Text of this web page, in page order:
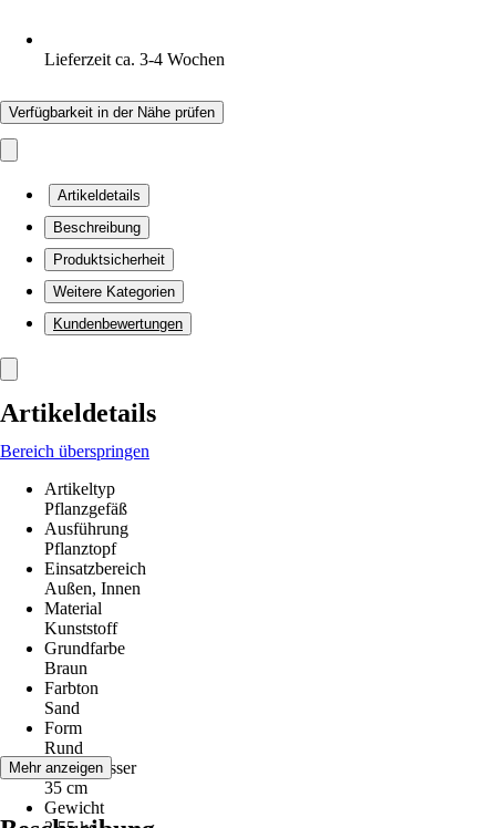
Lieferzeit ca. 3-4 Wochen
Verfügbarkeit in der Nähe prüfen
Artikeldetails
Beschreibung
Produktsicherheit
Weitere Kategorien
Kundenbewertungen
Artikeldetails
Bereich überspringen
Artikeltyp
Pflanzgefäß
Ausführung
Pflanztopf
Einsatzbereich
Außen, Innen
Material
Kunststoff
Grundfarbe
Braun
Farbton
Sand
Form
Rund
Durchmesser
35 cm
Gewicht
Mehr anzeigen